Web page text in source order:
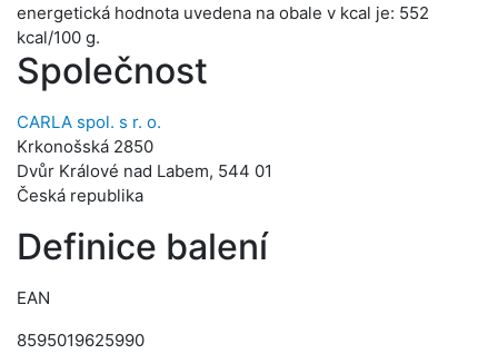
energetická hodnota uvedena na obale v kcal je: 552
kcal/100 g.
Společnost
CARLA spol. s r. o.
Krkonošská 2850
Dvůr Králové nad Labem, 544 01
Česká republika
Definice balení
EAN
8595019625990